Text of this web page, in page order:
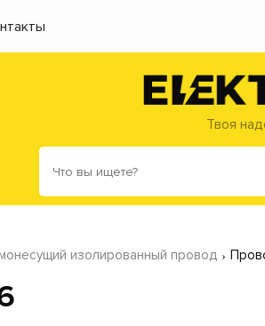
Твоя
изолированный провод